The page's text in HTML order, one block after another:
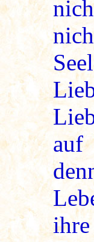
auf
ihre